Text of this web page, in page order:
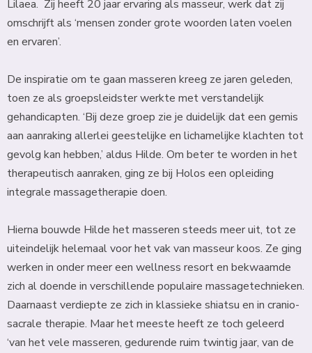
Lilaea. Zij heeft 20 jaar ervaring als masseur, werk dat zij
omschrijft als ‘mensen zonder grote woorden laten voelen
en ervaren’.
De inspiratie om te gaan masseren kreeg ze jaren geleden,
toen ze als groepsleidster werkte met verstandelijk
gehandicapten. ‘Bij deze groep zie je duidelijk dat een gemis
aan aanraking allerlei geestelijke en lichamelijke klachten tot
gevolg kan hebben,’ aldus Hilde. Om beter te worden in het
therapeutisch aanraken, ging ze bij Holos een opleiding
integrale massagetherapie doen.
Hierna bouwde Hilde het masseren steeds meer uit, tot ze
uiteindelijk helemaal voor het vak van masseur koos. Ze ging
werken in onder meer een wellness resort en bekwaamde
zich al doende in verschillende populaire massagetechnieken.
Daarnaast verdiepte ze zich in klassieke shiatsu en in cranio-
sacrale therapie. Maar het meeste heeft ze toch geleerd
‘van het vele masseren, gedurende ruim twintig jaar, van de